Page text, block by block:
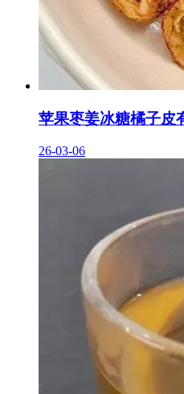
苹果枣姜冰糖橘子皮
26-03-06